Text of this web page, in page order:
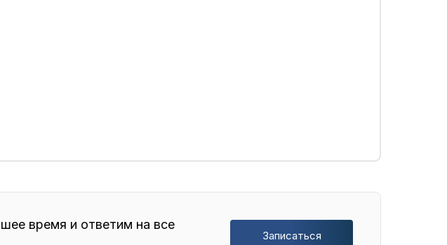
время и ответим на все
Записаться